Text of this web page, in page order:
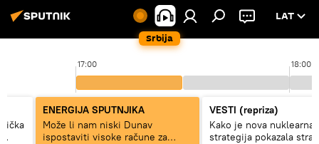
Srbija
LAT
17:00 18:00
ENERGIJA SPUTNJIKA
Može li nam niski Dunav
ispostaviti visoke račune za
VESTI (repriza)
Kako je nova nuklearna
strategija pokazala